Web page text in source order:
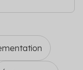
la maîtrise de